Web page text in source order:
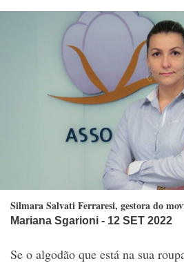
Silmara Salvati Ferraresi, gestora do
Mariana Sgarioni - 12 SET 2022
Se o algodão que está na sua